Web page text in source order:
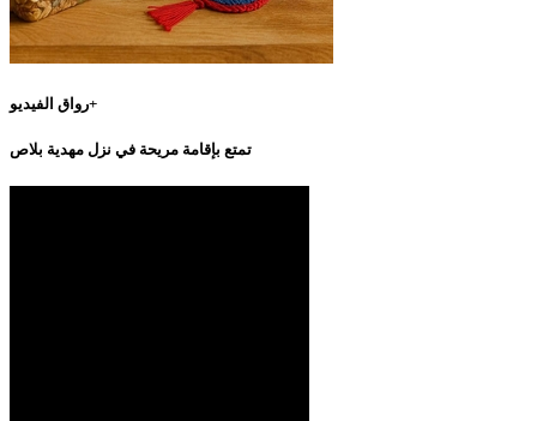
رواق الفيديو+
تمتع بإقامة مريحة في نزل مهدية بلاص